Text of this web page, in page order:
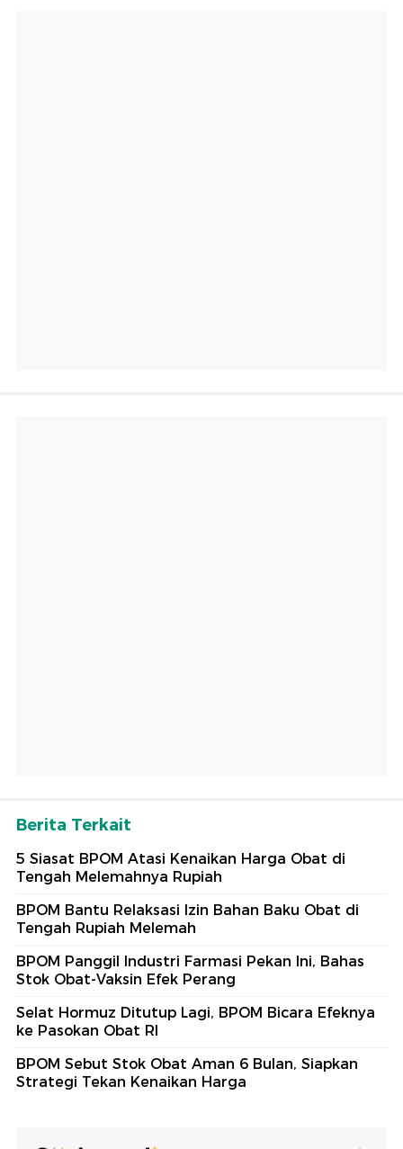
Berita Terkait
5 Siasat BPOM Atasi Kenaikan Harga Obat di
Tengah Melemahnya Rupiah
BPOM Bantu Relaksasi Izin Bahan Baku Obat di
Tengah Rupiah Melemah
BPOM Panggil Industri Farmasi Pekan Ini, Bahas
Stok Obat-Vaksin Efek Perang
Selat Hormuz Ditutup Lagi, BPOM Bicara Efeknya
ke Pasokan Obat RI
BPOM Sebut Stok Obat Aman 6 Bulan, Siapkan
Strategi Tekan Kenaikan Harga